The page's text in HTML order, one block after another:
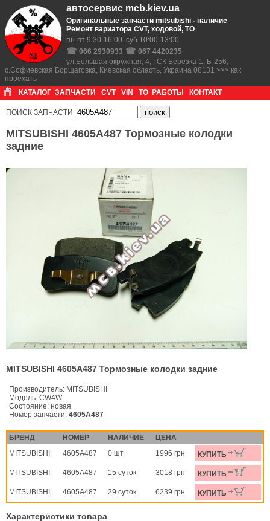
автосервис mcb.kiev.ua
Оригинальные запчасти mitsubishi - наличие
Ремонт вариатора CVT, ходовой, ТО
пн-пт 9:30-16:00 суб 10:00-13:00
☎ 066 2930933 ☎ 067 4420235
ул.Большая окружная, 4, ГСК Березка-1, Б-256,
с.Софиевская Борщаговка, Киевская область, Украина 08131 >>> как
проехать
КАТАЛОГ ЗАПЧАСТИ CVT VIN ТО РАБОТЫ КОНТАКТ
ПОИСК ЗАПЧАСТИ
MITSUBISHI 4605A487 Тормозные колодки
задние
MITSUBISHI 4605A487 Тормозные колодки задние
Производитель: MITSUBISHI
Модель: CW4W
Состояние: новая
Номер запчасти: 4605A487
БРЕНД НОМЕР НАЛИЧИЕ
ЦЕНА
MITSUBISHI
4605A487 0 шт 1996 грн КУПИТЬ
MITSUBISHI 4605A487 15 суток 3018 грн КУПИТЬ
MITSUBISHI 4605A487 29 суток 6239 грн КУПИТЬ
Характеристики товара